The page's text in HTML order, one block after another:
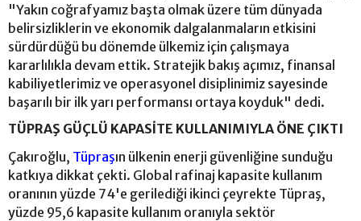
"Yakın coğrafyamız başta olmak üzere tüm dünyada
belirsizliklerin ve ekonomik dalgalanmaların etkisini
sürdürdüğü bu dönemde ülkemiz için çalışmaya
kararlılıkla devam ettik. Stratejik bakış açımız, finansal
kabiliyetlerimiz ve operasyonel disiplinimiz sayesinde
başarılı bir ilk yarı performansı ortaya koyduk" dedi.
TÜPRAŞ GÜÇLÜ KAPASİTE KULLANIMIYLA ÖNE ÇIKTI
Çakıroğlu, Tüpraşın ülkenin enerji güvenliğine sunduğu
katkıya dikkat çekti. Global rafinaj kapasite kullanım
oranının yüzde 74'e gerilediği ikinci çeyrekte Tüpraş,
yüzde 95,6 kapasite kullanım oranıyla sektör